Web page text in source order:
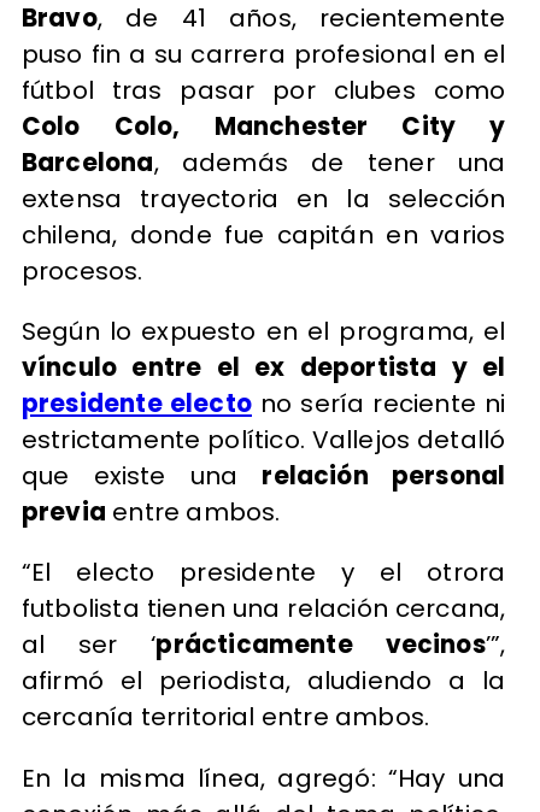
Bravo, de 41 años, recientemente
puso fin a su carrera profesional en el
fútbol tras pasar por clubes como
Colo Colo, Manchester City y
Barcelona, además de tener una
extensa trayectoria en la selección
chilena, donde fue capitán en varios
procesos.
Según lo expuesto en el programa, el
vínculo entre el ex deportista y el
presidente electono sería reciente ni
estrictamente político. Vallejos detalló
que existe una relación personal
previa entre ambos.
“El electo presidente y el otrora
futbolista tienen una relación cercana,
al ser ‘prácticamente vecinos’”,
afirmó el periodista, aludiendo a la
cercanía territorial entre ambos.
En la misma línea, agregó: “Hay una